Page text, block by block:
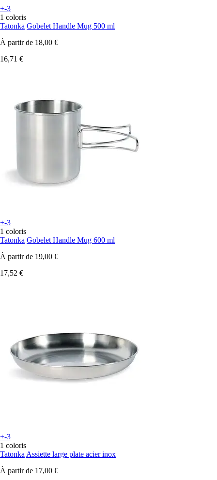
+-3
1 coloris
Tatonka Gobelet Handle Mug 500 ml
À partir de 18,00 €
16,71 €
+-3
1 coloris
Tatonka Gobelet Handle Mug 600 ml
À partir de 19,00 €
17,52 €
+-3
1 coloris
Tatonka Assiette large plate acier inox
À partir de 17,00 €